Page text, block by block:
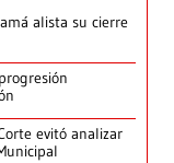
alista su cierre
evitó analizar